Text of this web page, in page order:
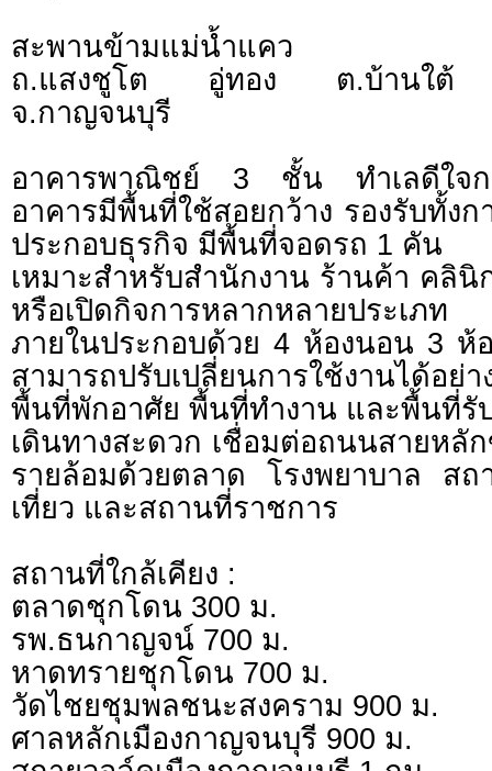
สะพานข้ามแม่น้ำแคว
ถ.แสงชูโต อู่ทอง ต.บ้านใต้ อ
จ.กาญจนบุรี
อาคารพาณิชย์ 3 ชั้น ทำเลดีใจกล
อาคารมีพื้นที่ใช้สอยกว้าง รองรับทั้ง
ประกอบธุรกิจ มีพื้นที่จอดรถ 1 คัน
เหมาะสำหรับสำนักงาน ร้านค้า คลิ
หรือเปิดกิจการหลากหลายประเภท
ภายในประกอบด้วย 4 ห้องนอน 3
สามารถปรับเปลี่ยนการใช้งานได้อย่
พื้นที่พักอาศัย พื้นที่ทำงาน และพื้นที่รั
เดินทางสะดวก เชื่อมต่อถนนสายหลั
รายล้อมด้วยตลาด โรงพยาบาล ส
เที่ยว และสถานที่ราชการ
สถานที่ใกล้เคียง :
ตลาดชุกโดน 300 ม.
รพ.ธนกาญจน์ 700 ม.
หาดทรายชุกโดน 700 ม.
วัดไชยชุมพลชนะสงคราม 900 ม.
ศาลหลักเมืองกาญจนบุรี 900 ม.